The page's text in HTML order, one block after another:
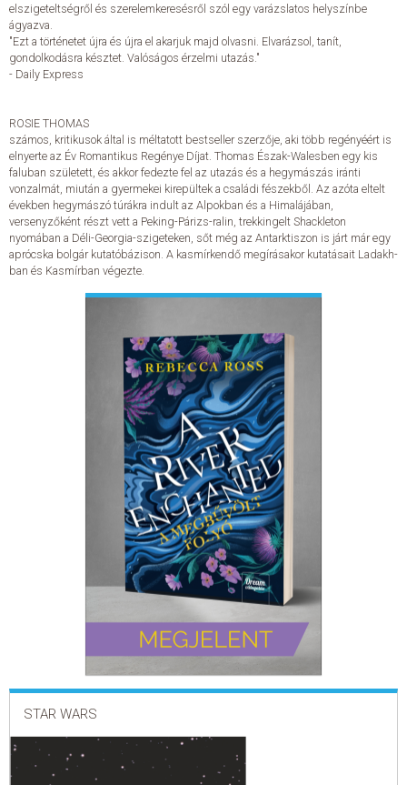
elszigeteltségről és szerelemkeresésről szól egy varázslatos helyszínbe
ágyazva.
"Ezt a történetet újra és újra el akarjuk majd olvasni. Elvarázsol, tanít,
gondolkodásra késztet. Valóságos érzelmi utazás."
- Daily Express
ROSIE THOMAS
számos, kritikusok által is méltatott bestseller szerzője, aki több regényéért is
elnyerte az Év Romantikus Regénye Díjat. Thomas Észak-Walesben egy kis
faluban született, és akkor fedezte fel az utazás és a hegymászás iránti
vonzalmát, miután a gyermekei kirepültek a családi fészekből. Az azóta eltelt
években hegymászó túrákra indult az Alpokban és a Himalájában,
versenyzőként részt vett a Peking-Párizs-ralin, trekkingelt Shackleton
nyomában a Déli-Georgia-szigeteken, sőt még az Antarktiszon is járt már egy
aprócska bolgár kutatóbázison. A kasmírkendő megírásakor kutatásait Ladakh-
ban és Kasmírban végezte.
STAR WARS